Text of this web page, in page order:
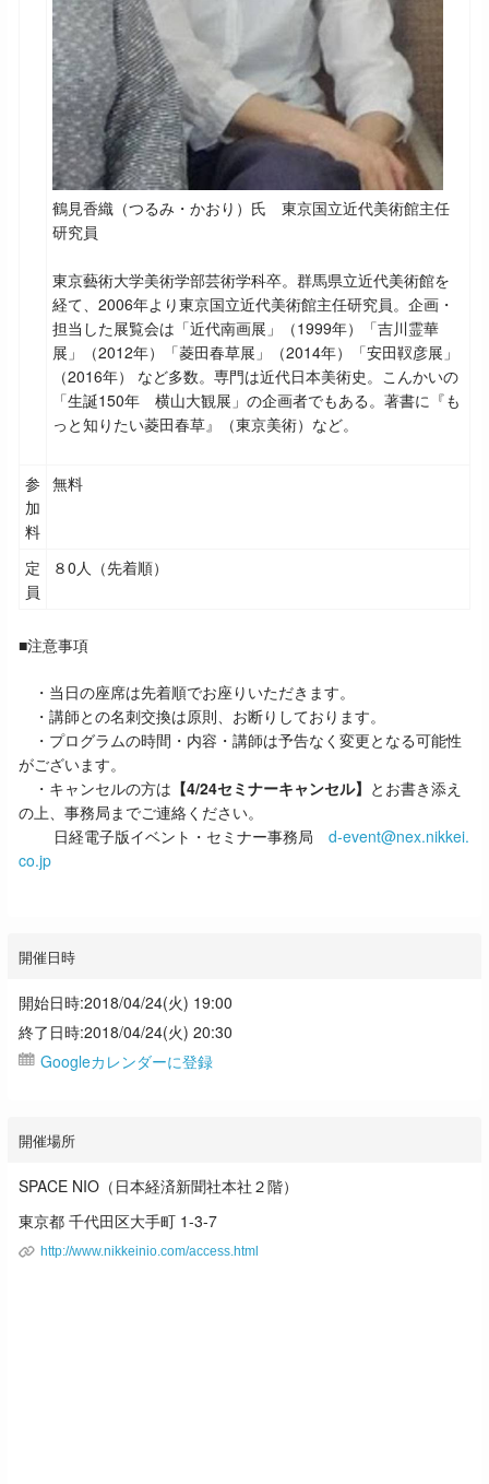
鶴見香織（つるみ・かおり）氏 東京国立近代美術館主任
研究員
東京藝術大学美術学部芸術学科卒。群馬県立近代美術館を
経て、2006年より東京国立近代美術館主任研究員。企画・
担当した展覧会は「近代南画展」（1999年）「吉川霊華
展」（2012年）「菱田春草展」（2014年）「安田靫彦展」
（2016年） など多数。専門は近代日本美術史。こんかいの
「生誕150年 横山大観展」の企画者でもある。著書に『も
っと知りたい菱田春草』（東京美術）など。
参
加
料
無料
定
員
８0人（先着順）
■注意事項
・当日の座席は先着順でお座りいただきます。
・講師との名刺交換は原則、お断りしております。
・プログラムの時間・内容・講師は予告なく変更となる可能性
がございます。
・ キャンセルの方は 【4/24セミナーキャンセル】 とお書き添え
の上、事務局までご連絡ください。
日経電子版イベント・セミナー事務局 d-event@nex.nikkei.
co.jp
開催日時
開始日時:2018/04/24(火) 19:00
終了日時:2018/04/24(火) 20:30
Googleカレンダーに登録
開催場所
SPACE NIO（日本経済新聞社本社２階）
東京都 千代田区大手町 1-3-7